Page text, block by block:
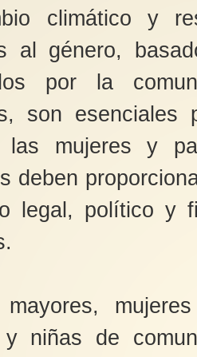
climático y
al género,
por la
son esenciales
las mujeres y
deben
legal, político y
mayores,
y niñas de